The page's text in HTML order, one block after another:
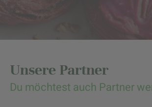
Unsere Partner
Du möchtest auch Partner